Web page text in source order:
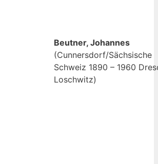
Beutner, Johannes
(Cunnersdorf/Sächsische
Schweiz 1890 – 1960
Loschwitz)